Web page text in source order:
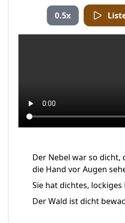
0.5x
Der Nebel war so dicht,
die Hand vor Augen
Sie hat dichtes, lockiges
Der Wald ist dicht